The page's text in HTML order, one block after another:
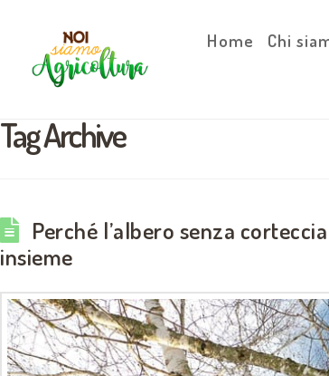
Home Chi
Tag Archive
Perché l’albero senza
insieme